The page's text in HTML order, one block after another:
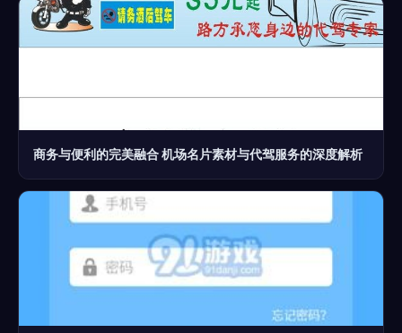
商务与便利的完美融合 机场名片素材与代驾服务的深度解析